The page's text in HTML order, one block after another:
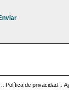
:: Política de privacidad ::